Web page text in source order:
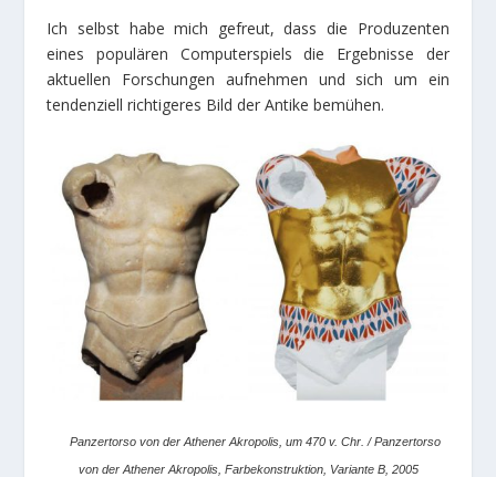
Ich selbst habe mich gefreut, dass die Produzenten
eines populären Computerspiels die Ergebnisse der
aktuellen Forschungen aufnehmen und sich um ein
tendenziell richtigeres Bild der Antike bemühen.
Panzertorso von der Athener Akropolis, um 470 v. Chr. / Panzertorso
von der Athener Akropolis, Farbekonstruktion, Variante B, 2005